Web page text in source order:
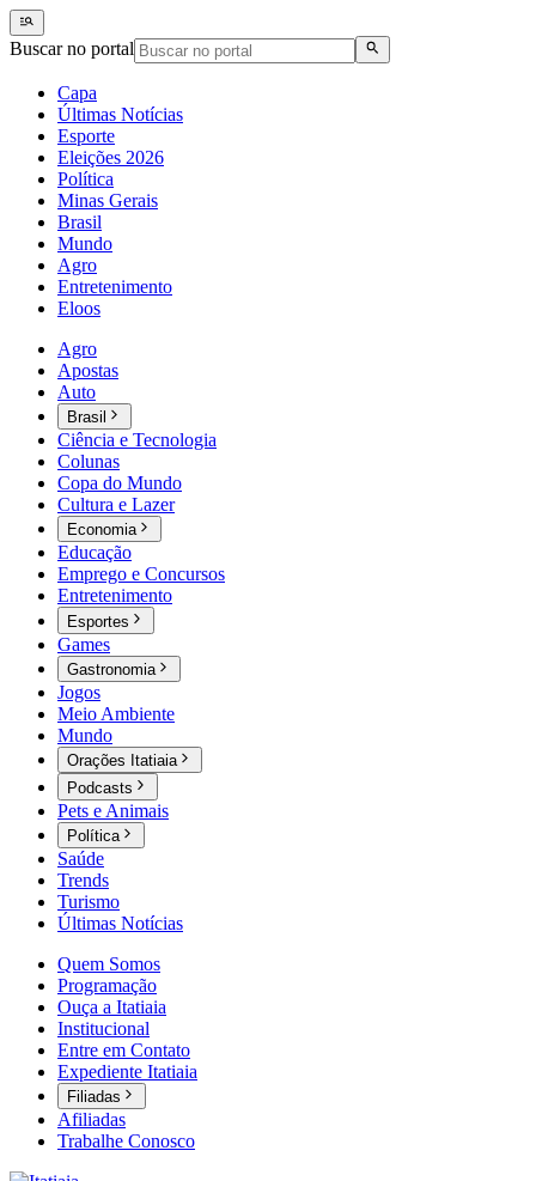
Buscar no portal
Capa
Últimas Notícias
Esporte
Eleições 2026
Política
Minas Gerais
Brasil
Mundo
Agro
Entretenimento
Eloos
Agro
Apostas
Auto
Brasil
Ciência e Tecnologia
Colunas
Copa do Mundo
Cultura e Lazer
Economia
Educação
Emprego e Concursos
Entretenimento
Esportes
Games
Gastronomia
Jogos
Meio Ambiente
Mundo
Orações Itatiaia
Podcasts
Pets e Animais
Política
Saúde
Trends
Turismo
Últimas Notícias
Quem Somos
Programação
Ouça a Itatiaia
Institucional
Entre em Contato
Expediente Itatiaia
Filiadas
Afiliadas
Trabalhe Conosco